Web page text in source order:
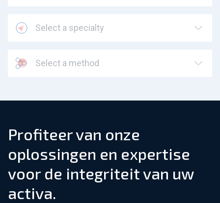
Select a specialty
Select a method
Profiteer van onze
oplossingen en expertise
voor de integriteit van uw
activa.